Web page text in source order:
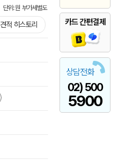
카드 간편결제
상담전화
02) 500
5900
단위: 원 부가세별도
견적 히스토리